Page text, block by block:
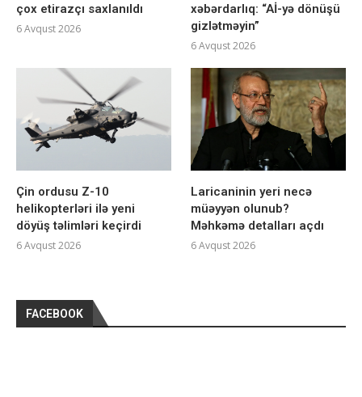
çox etirazçı saxlanıldı
6 Avqust 2026
xəbərdarlıq: “Aİ-yə dönüşü
gizlətməyin”
6 Avqust 2026
Çin ordusu Z-10
helikopterləri ilə yeni
döyüş təlimləri keçirdi
6 Avqust 2026
Laricaninin yeri necə
müəyyən olunub?
Məhkəmə detalları açdı
6 Avqust 2026
FACEBOOK